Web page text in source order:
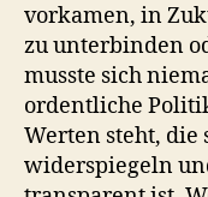
vorkamen, in
zu unterbinden
musste sich
ordentliche
Werten steht, die
widerspiegeln